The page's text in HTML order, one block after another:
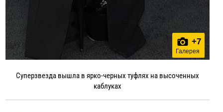
+7
Галерея
Суперзвезда вышла в ярко-черных туфлях на высоченных
каблуках